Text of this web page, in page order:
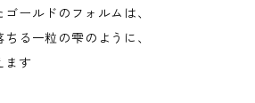
ールドのフォルムは、
る一粒の雫のように、
ます